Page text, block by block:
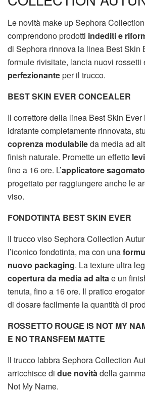
Le novità make up Sephora
comprendono prodotti indediti e
di Sephora rinnova la linea Best Skin
formule rivisitate, lancia nuovi rossetti
perfezionanteper il trucco.
BEST SKIN EVER CONCEALER
Il correttore della linea Best Skin
idratante completamente rinnovata,
coprenza modulabileda media ad
finish naturale. Promette un effetto
fino a 16 ore. L’applicatore sagomato
progettato per raggiungere anche le
viso.
FONDOTINTA BEST SKIN EVER
Il trucco viso Sephora Collection
l’iconico fondotinta, ma con una
nuovo packaging. La texture ultra
copertura da media ad altae un
tenuta, fino a 16 ore. Il pratico
di dosare facilmente la quantità di
ROSSETTO ROUGE IS NOT MY
E NO TRANSFEM MATTE
Il trucco labbra Sephora Collection
arricchisce di due novitàdella
Not My Name.